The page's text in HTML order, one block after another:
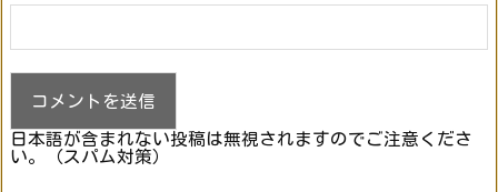
日本語が含まれない投稿は無視されますのでご注意くださ
い。（スパム対策）